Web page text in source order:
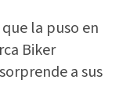
la puso en
Biker
a sus